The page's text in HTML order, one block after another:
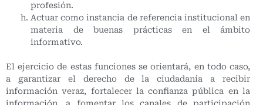
profesión.
Actuar como instancia de referencia institucional en
materia de buenas prácticas en el ámbito
informativo.
El ejercicio de estas funciones se orientará, en todo caso,
a garantizar el derecho de la ciudadanía a recibir
información veraz, fortalecer la confianza pública en la